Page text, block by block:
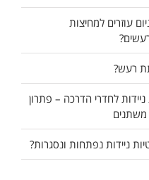
עוזרים למחיצות
רעש?
לחדרי הדרכה – פתרון
משתנים
ניידות נפתחות ונסגרות?